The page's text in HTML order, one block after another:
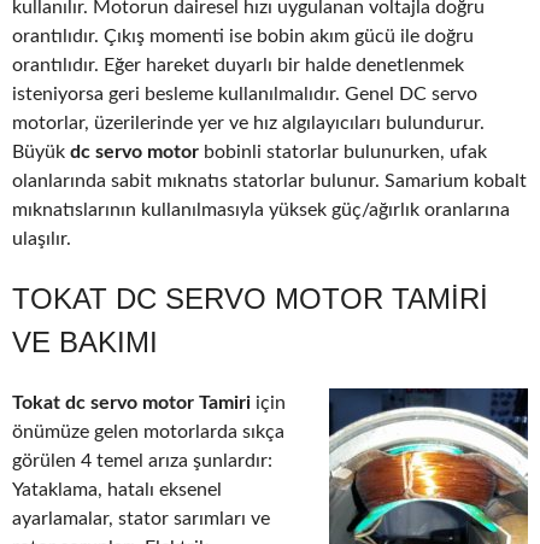
kullanılır. Motorun dairesel hızı uygulanan voltajla doğru
orantılıdır. Çıkış momenti ise bobin akım gücü ile doğru
orantılıdır. Eğer hareket duyarlı bir halde denetlenmek
isteniyorsa geri besleme kullanılmalıdır. Genel DC servo
motorlar, üzerilerinde yer ve hız algılayıcıları bulundurur.
Büyük dc servo motor bobinli statorlar bulunurken, ufak
olanlarında sabit mıknatıs statorlar bulunur. Samarium kobalt
mıknatıslarının kullanılmasıyla yüksek güç/ağırlık oranlarına
ulaşılır.
TOKAT DC SERVO MOTOR TAMIRI
VE BAKIMI
Tokat dc servo motor Tamiri için
önümüze gelen motorlarda sıkça
görülen 4 temel arıza şunlardır:
Yataklama, hatalı eksenel
ayarlamalar, stator sarımları ve